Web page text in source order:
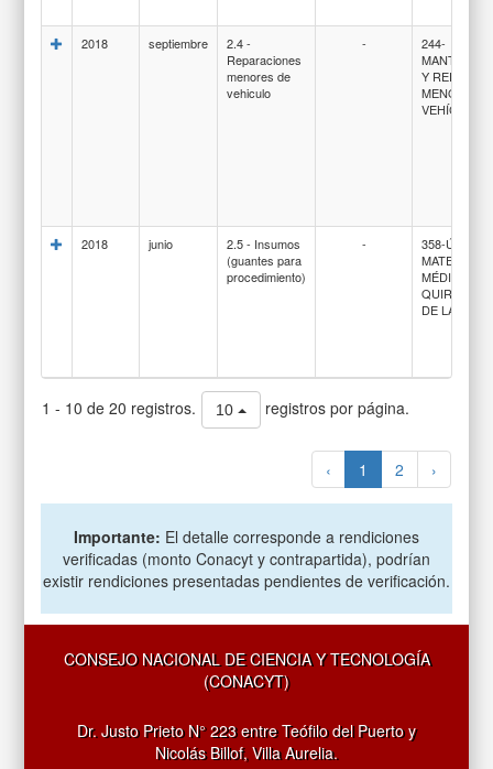
2018 septiembre
2.4 -
Reparaciones
menores de
vehiculo
-
244-
Y
MENORES
VEHÍCULOS
2018 junio
2.5 - Insumos
(guantes para
procedimiento)
-
358-ÚTILES
MÉDICO-
DE
1 - 10 de 20 registros. 10 registros por página.
‹ 1 2 ›
Importante: El detalle corresponde a rendiciones
verificadas (monto Conacyt y contrapartida), podrían
existir rendiciones presentadas pendientes de verificación.
CONSEJO NACIONAL DE CIENCIA Y TECNOLOGÍA
(CONACYT)
Dr. Justo Prieto N° 223 entre Teófilo del Puerto y
Nicolás Billof, Villa Aurelia.